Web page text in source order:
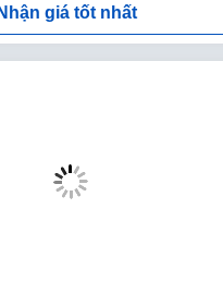
Nhận giá tốt nhất